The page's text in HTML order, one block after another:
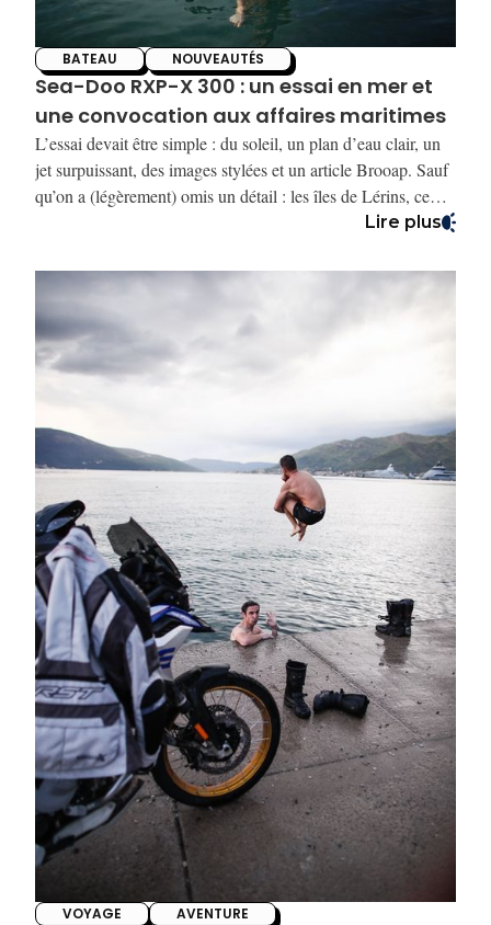
BATEAU NOUVEAUTÉS
Sea-Doo RXP-X 300 : un essai en mer et
une convocation aux affaires maritimes
L’essai devait être simple : du soleil, un plan d’eau clair, un
jet surpuissant, des images stylées et un article Brooap. Sauf
qu’on a (légèrement) omis un détail : les îles de Lérins, ce
petit paradis entre Cannes et la mer, c’est une **zone
oublié. Ou alors c’est l’adrénaline, l’appel des 300 chevaux,
amnésiques.
Lire plus
VOYAGE AVENTURE